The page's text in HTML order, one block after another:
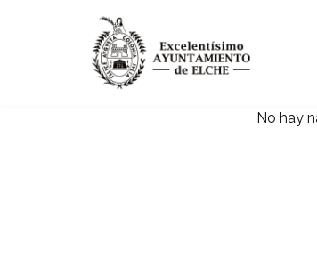
No hay